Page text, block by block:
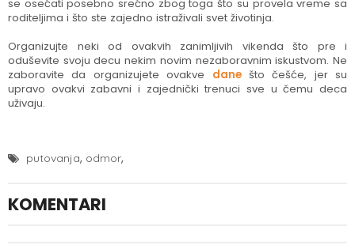
se osećati posebno srećno zbog toga što su provela vreme sa
roditeljima i što ste zajedno istraživali svet životinja.
Organizujte neki od ovakvih zanimljivih vikenda što pre i
oduševite svoju decu nekim novim nezaboravnim iskustvom. Ne
zaboravite da organizujete ovakve danešto češće, jer su
upravo ovakvi zabavni i zajednički trenuci sve u čemu deca
uživaju.
putovanja, odmor,
KOMENTARI